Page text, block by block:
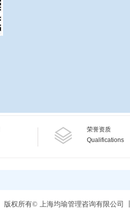
Qualifications
荣誉资质
版权所有© 上海均瑜管理咨询有限公司